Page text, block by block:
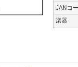
JANコ
楽器